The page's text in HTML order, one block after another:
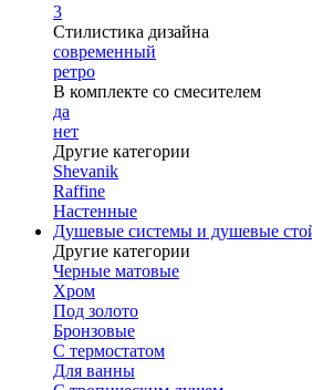
3
Стилистика дизайна
современный
ретро
В комплекте со смесителем
да
нет
Другие категории
Shevanik
Raffine
Настенные
Душевые системы и душевые
Другие категории
Черные матовые
Хром
Под золото
Бронзовые
С термостатом
Для ванны